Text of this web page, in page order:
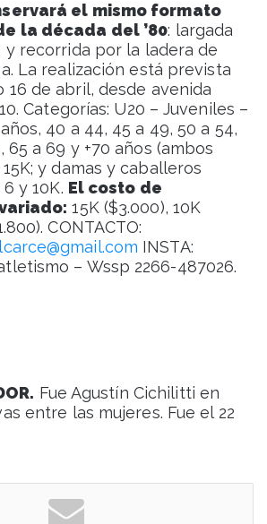
el mismo formato
la década del ’80: largada
recorrida por la ladera de
La realización está prevista
16 de abril, desde avenida
Categorías: U20 – Juveniles –
40 a 44, 45 a 49, 50 a 54,
65 a 69 y +70 años (ambos
y damas y caballeros
y 10K. El costo de
15K ($3.000), 10K
CONTACTO:
INSTA:
– Wssp 2266-487026.
Fue Agustín Cichilitti en
entre las mujeres. Fue el 22